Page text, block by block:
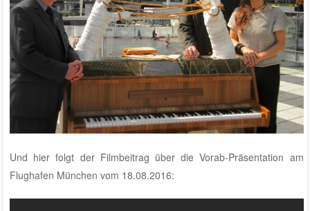
Und hier folgt der Filmbeitrag über die Vorab-Präsentation am
Flughafen München vom 18.08.2016: